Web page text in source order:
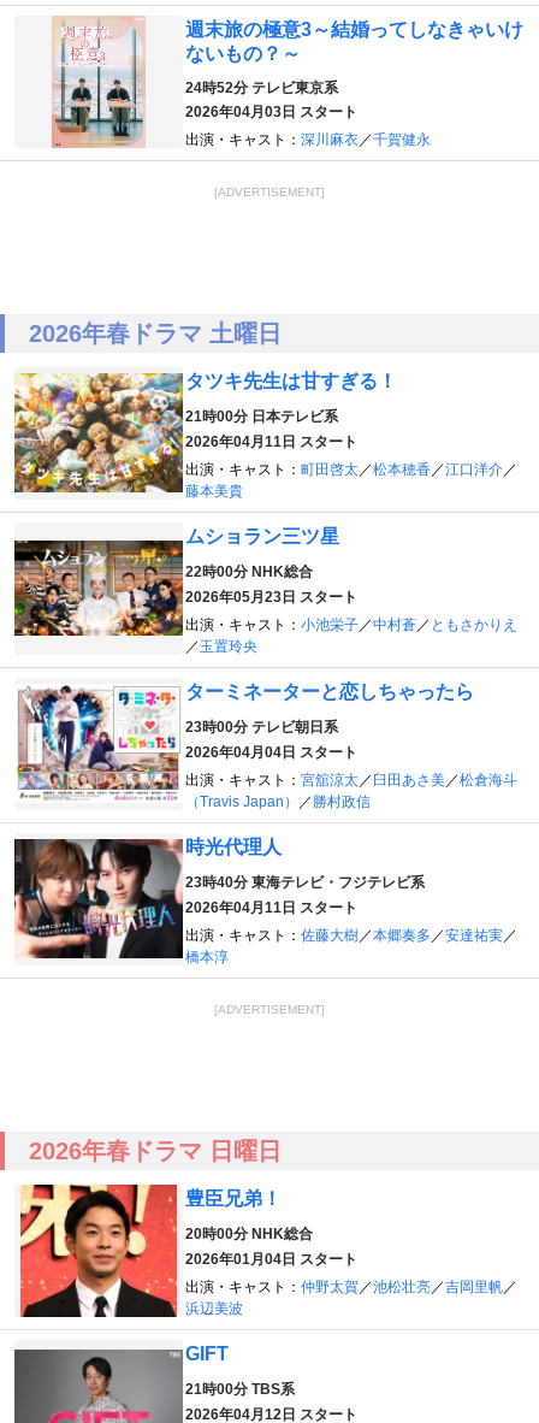
週末旅の極意3～結婚ってしなきゃいけ
ないもの？～
24時52分 テレビ東京系
2026年04月03日 スタート
出演・キャスト： 深川麻衣／千賀健永
[ADVERTISEMENT]
2026年春ドラマ 土曜日
タツキ先生は甘すぎる！
21時00分 日本テレビ系
2026年04月11日 スタート
出演・キャスト： 町田啓太／松本穂香／江口洋介／
藤本美貴
ムショラン三ツ星
22時00分 NHK総合
2026年05月23日 スタート
出演・キャスト： 小池栄子／中村蒼／ ともさかりえ
／ 玉置玲央
ターミネーターと恋しちゃったら
23時00分 テレビ朝日系
2026年04月04日 スタート
出演・キャスト： 宮舘涼太／ 臼田あさ美／松倉海斗
（Travis Japan）
／ 勝村政信
時光代理人
23時40分 東海テレビ・フジテレビ系
2026年04月11日 スタート
出演・キャスト： 佐藤大樹／本郷奏多 ／安達祐実／
橋本淳
[ADVERTISEMENT]
2026年春ドラマ 日曜日
豊臣兄弟！
20時00分 NHK総合
2026年01月04日 スタート
出演・キャスト： 仲野太賀／池松壮亮／吉岡里帆／
浜辺美波
GIFT
21時00分 TBS系
2026年04月12日 スタート